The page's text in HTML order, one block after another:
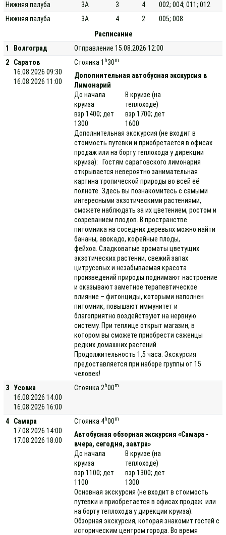
Нижняя палуба
3А 3 4
002; 004; 011; 012
Нижняя палуба
3А 4 2
005; 008
Расписание
1
Волгоград
Отправление 15.08.2026 12:00
2
Саратов
16.08.2026 09:30
16.08.2026 11:00
Стоянка 1 h30m
Дополнительная автобусная экскурсия в
Лимонарий
До начала
круиза
взр 1400; дет
1300
В круизе (на
теплоходе)
взр 1700; дет
1600
Дополнительная экскурсия (не входит в
стоимость путевки и приобретается в офисах
продаж или на борту теплохода у дирекции
круиза): Гостям саратовского лимонария
открывается невероятно занимательная
картина тропической природы во всей её
полноте. Здесь вы познакомитесь с самыми
интересными экзотическими растениями,
сможете наблюдать за их цветением, ростом и
созреванием плодов. В пространстве
питомника на соседних деревьях можно найти
бананы, авокадо, кофейные плоды,
фейхоа. Сладковатые ароматы цветущих
экзотических растении, свежий запах
цитрусовых и незабываемая красота
произведений природы поднимают настроение
и оказывают заметное терапевтическое
влияние – фитонциды, которыми наполнен
питомник, повышают иммунитет и
благоприятно воздействуют на нервную
систему. При теплице открыт магазин, в
котором вы сможете приобрести саженцы
редких домашних растений.
Продолжительность 1,5 часа. Экскурсия
предоставляется при наборе группы от 15
человек!
3 Усовка
16.08.2026 14:00
16.08.2026 16:00
Стоянка 2 h00m
4
Самара
17.08.2026 14:00
17.08.2026 18:00
Стоянка 4h00m
Автобусная обзорная экскурсия «Самара -
вчера, сегодня, завтра»
До начала
круиза
взр 1100; дет
1100
В круизе (на
теплоходе)
взр 1300; дет
1300
Основная экскурсия (не входит в стоимость
путевки и приобретается в офисах продаж или
на борту теплохода у дирекции круиза):
Обзорная экскурсия, которая знакомит гостей с
историческим центром города. Во время